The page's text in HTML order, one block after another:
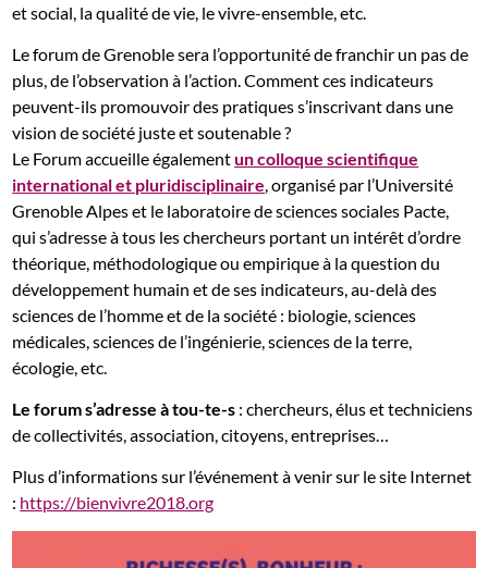
et social, la qualité de vie, le vivre-ensemble, etc.
Le forum de Grenoble sera l’opportunité de franchir un pas de
plus, de l’observation à l’action. Comment ces indicateurs
peuvent-ils promouvoir des pratiques s’inscrivant dans une
vision de société juste et soutenable ?
Le Forum accueille égalementun colloque scientifique
international et pluridisciplinaire, organisé par l’Université
Grenoble Alpes et le laboratoire de sciences sociales Pacte,
qui s’adresse à tous les chercheurs portant un intérêt d’ordre
théorique, méthodologique ou empirique à la question du
développement humain et de ses indicateurs, au-delà des
sciences de l’homme et de la société : biologie, sciences
médicales, sciences de l’ingénierie, sciences de la terre,
écologie, etc.
Le forum s’adresse à tou-te-s : chercheurs, élus et techniciens
de collectivités, association, citoyens, entreprises…
Plus d’informations sur l’événement à venir sur le site Internet
: https://bienvivre2018.org